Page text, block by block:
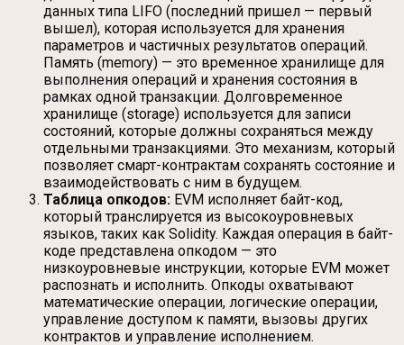
данных типа LIFO (последний пришел — первый
вышел), которая используется для хранения
параметров и частичных результатов операций.
Память (memory) — это временное хранилище для
выполнения операций и хранения состояния в
рамках одной транзакции. Долговременное
хранилище (storage) используется для записи
состояний, которые должны сохраняться между
отдельными транзакциями. Это механизм, который
позволяет смарт-контрактам сохранять состояние и
взаимодействовать с ним в будущем.
Таблица опкодов: EVM исполняет байт-код,
который транслируется из высокоуровневых
языков, таких как Solidity. Каждая операция в байт-
коде представлена опкодом — это
низкоуровневые инструкции, которые EVM может
распознать и исполнить. Опкоды охватывают
математические операции, логические операции,
управление доступом к памяти, вызовы других
контрактов и управление исполнением.